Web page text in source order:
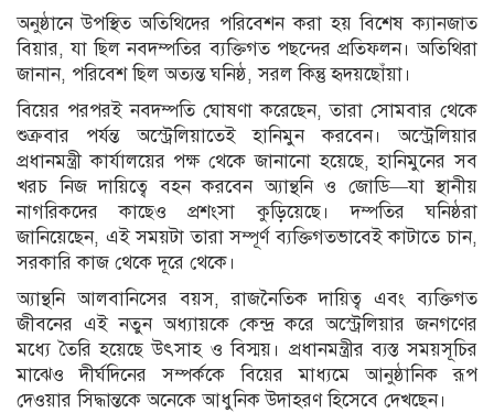
অনুষ্ঠানে উপস্থিত অতিথিদের পরিবেশন করা হয় বিশেষ ক্যানজাত
বিয়ার, যা ছিল নবদম্পতির ব্যক্তিগত পছন্দের প্রতিফলন। অতিথিরা
জানান, পরিবেশ ছিল অত্যন্ত ঘনিষ্ঠ, সরল কিন্তু হৃদয়ছোঁয়া।
বিয়ের পরপরই নবদম্পতি ঘোষণা করেছেন, তারা সোমবার থেকে
শুক্রবার পর্যন্ত অস্ট্রেলিয়াতেই হানিমুন করবেন। অস্ট্রেলিয়ার
প্রধানমন্ত্রী কার্যালয়ের পক্ষ থেকে জানানো হয়েছে, হানিমুনের সব
খরচ নিজ দায়িত্বে বহন করবেন অ্যান্থনি ও জোডি—যা স্থানীয়
নাগরিকদের কাছেও প্রশংসা কুড়িয়েছে। দম্পতির ঘনিষ্ঠরা
জানিয়েছেন, এই সময়টা তারা সম্পূর্ণ ব্যক্তিগতভাবেই কাটাতে চান,
সরকারি কাজ থেকে দূরে থেকে।
অ্যান্থনি আলবানিসের বয়স, রাজনৈতিক দায়িত্ব এবং ব্যক্তিগত
জীবনের এই নতুন অধ্যায়কে কেন্দ্র করে অস্ট্রেলিয়ার জনগণের
মধ্যে তৈরি হয়েছে উৎসাহ ও বিস্ময়। প্রধানমন্ত্রীর ব্যস্ত সময়সূচির
মাঝেও দীর্ঘদিনের সম্পর্ককে বিয়ের মাধ্যমে আনুষ্ঠানিক রূপ
দেওয়ার সিদ্ধান্তকে অনেকে আধুনিক উদাহরণ হিসেবে দেখছেন।